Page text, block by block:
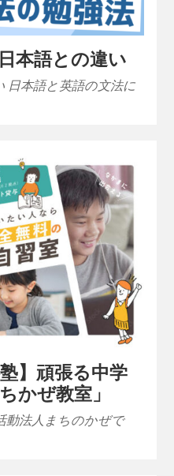
本語との違い
日本語と英語の文法に
】頑張る中学
かぜ教室」
動法人まちのかぜで